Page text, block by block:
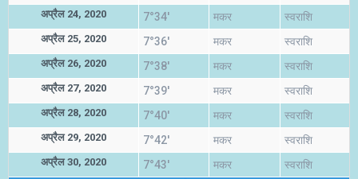
अप्रैल 24, 2020 7°34' मकर स्वराशि
अप्रैल 25, 2020 7°36' मकर स्वराशि
अप्रैल 26, 2020 7°38' मकर स्वराशि
अप्रैल 27, 2020 7°39' मकर स्वराशि
अप्रैल 28, 2020 7°40' मकर स्वराशि
अप्रैल 29, 2020 7°42' मकर स्वराशि
अप्रैल 30, 2020 7°43' मकर स्वराशि